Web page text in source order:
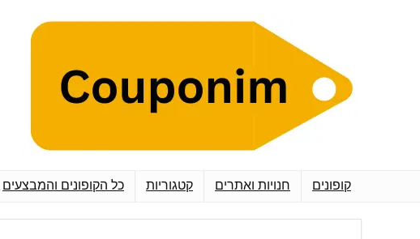
קופונים חנויות ואתרים קטגוריות כל הקופונים והמבצעים